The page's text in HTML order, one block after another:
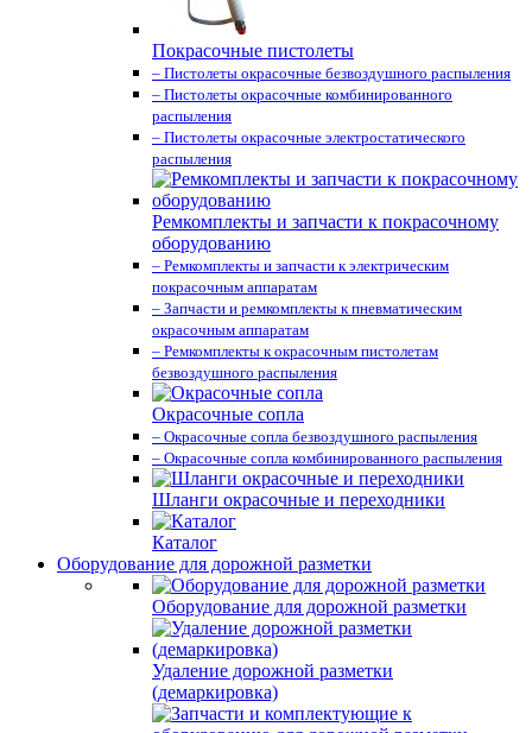
Покрасочные пистолеты
– Пистолеты окрасочные безвоздушного распыления
– Пистолеты окрасочные комбинированного
распыления
– Пистолеты окрасочные электростатического
распыления
Ремкомплекты и запчасти к покрасочному
оборудованию
– Ремкомплекты и запчасти к электрическим
покрасочным аппаратам
– Запчасти и ремкомплекты к пневматическим
окрасочным аппаратам
– Ремкомплекты к окрасочным пистолетам
безвоздушного распыления
Окрасочные сопла
– Окрасочные сопла безвоздушного распыления
– Окрасочные сопла комбинированного распыления
Шланги окрасочные и переходники
Каталог
Оборудование для дорожной разметки
Оборудование для дорожной разметки
Удаление дорожной разметки
(демаркировка)